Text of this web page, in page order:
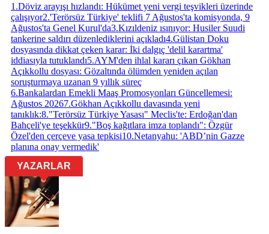
1 .Döviz arayışı hızlandı: Hükümet yeni vergi teşvikleri üzerinde
çalışıyor2.'Terörsüz Türkiye' teklifi 7 Ağustos'ta komisyonda, 9
Ağustos'ta Genel Kurul'da3.Kızıldeniz ısınıyor: Husiler Suudi
tankerine saldırı düzenlediklerini açıkladı4.Gülistan Doku
dosyasında dikkat çeken karar: İki dalgıç 'delil karartma'
iddiasıyla tutuklandı5.AYM'den ihlal kararı çıkan Gökhan
Açıkkollu dosyası: Gözaltında ölümden yeniden açılan
soruşturmaya uzanan 9 yıllık süreç
6.Bankalardan Emekli Maaş Promosyonları Güncellemesi:
Ağustos 20267.Gökhan Açıkkollu davasında yeni
tanıklık:8."Terörsüz Türkiye Yasası" Meclis'te: Erdoğan'dan
Bahçeli'ye teşekkür9."Boş kağıtlara imza toplandı": Özgür
Özel'den çerçeve yasa tepkisi10.Netanyahu: 'ABD’nin Gazze
planına onay vermedik'
YAZARLAR